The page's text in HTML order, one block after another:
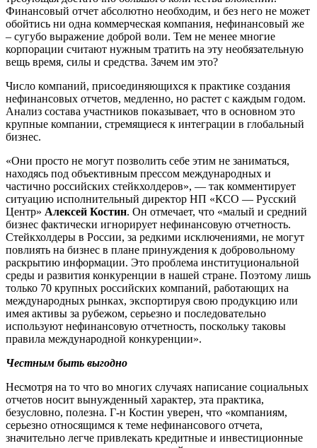
Финансовый отчет абсолютно необходим, и без него не может
обойтись ни одна коммерческая компания, нефинансовый же
– сугубо выражение доброй воли. Тем не менее многие
корпорации считают нужным тратить на эту необязательную
вещь время, силы и средства. Зачем им это?
Число компаний, присоединяющихся к практике создания
нефинансовых отчетов, медленно, но растет с каждым годом.
Анализ состава участников показывает, что в основном это
крупные компании, стремящиеся к интеграции в глобальный
бизнес.
«Они просто не могут позволить себе этим не заниматься,
находясь под объективным прессом международных и
частично российских стейкхолдеров», — так комментирует
ситуацию исполнительный директор НП «КСО — Русский
Центр» Алексей Костин. Он отмечает, что «малый и средний
бизнес фактически игнорирует нефинансовую отчетность.
Стейкхолдеры в России, за редкими исключениями, не могут
повлиять на бизнес в плане принуждения к добровольному
раскрытию информации. Это проблема институциональной
среды и развития конкуренции в нашей стране. Поэтому лишь
только 70 крупных российских компаний, работающих на
международных рынках, экспортируя свою продукцию или
имея активы за рубежом, серьезно и последовательно
используют нефинансовую отчетность, поскольку таковы
правила международной конкуренции».
Честным быть выгодно
Несмотря на то что во многих случаях написание социальных
отчетов носит вынужденный характер, эта практика,
безусловно, полезна. Г-н Костин уверен, что «компаниям,
серьезно относящимся к теме нефинансового отчета,
значительно легче привлекать кредитные и инвестиционные